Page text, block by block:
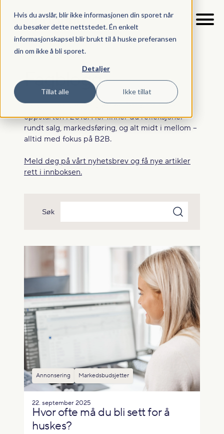
Hvis du avslår, blir ikke informasjonen din sporet når
du besøker dette nettstedet. Én enkelt
informasjonskapsel blir brukt til å huske preferansen
din om ikke å bli sporet.
Detaljer
Tillat alle Ikke tillat
Fagblogg
Fagblogg
Fagbloggen vår har vært en fast post siden
oppstarten i 2015. Her finner du refleksjoner
rundt salg, markedsføring, og alt midt i mellom –
alltid med fokus på B2B.
Meld deg på vårt nyhetsbrev og få nye artikler
rett i innboksen.
Søk
Annonsering Markedsbudsjetter
22. september 2025
Hvor ofte må du bli sett for å
huskes?